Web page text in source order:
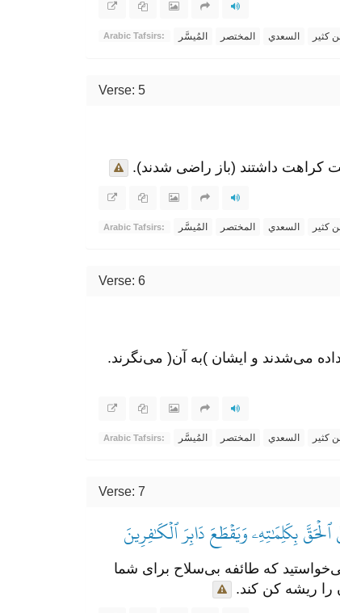
Arabic Tafsirs: المُيسَّر المختصر السعدي كثير
Verse: 5
کراهت داشتند (باز راضی شدند).
Arabic Tafsirs: المُيسَّر المختصر السعدي كثير
Verse: 6
می‌شدند و ایشان )به آن( می‌نگرند.
Arabic Tafsirs: المُيسَّر المختصر السعدي كثير
Verse: 7
بِكَلِمَٰتِهِۦ وَيَقۡطَعَ دَابِرَ ٱلۡكَٰفِرِينَ
که طائفه بی‌سلاح برای شما
را ریشه کن کند.